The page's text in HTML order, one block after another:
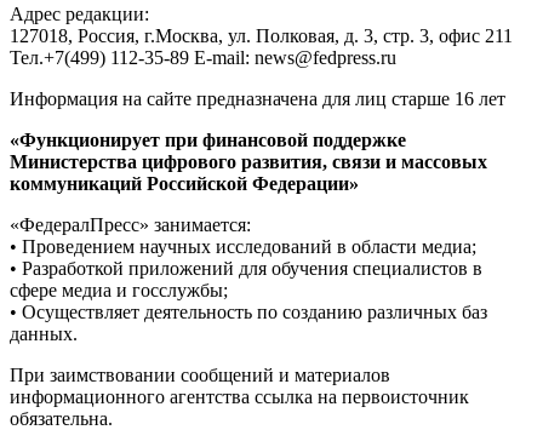
Адрес редакции:
127018, Россия, г.Москва, ул. Полковая, д. 3, стр. 3, офис 211
Тел.+7(499) 112-35-89 E-mail: news@fedpress.ru
Информация на сайте предназначена для лиц старше 16 лет
«Функционирует при финансовой поддержке
Министерства цифрового развития, связи и массовых
коммуникаций Российской Федерации»
«ФедералПресс» занимается:
• Проведением научных исследований в области медиа;
• Разработкой приложений для обучения специалистов в
сфере медиа и госслужбы;
• Осуществляет деятельность по созданию различных баз
данных.
При заимствовании сообщений и материалов
информационного агентства ссылка на первоисточник
обязательна.